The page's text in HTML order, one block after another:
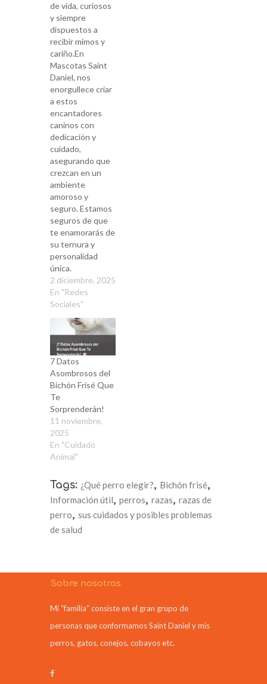
de vida, curiosos
y siempre
dispuestos a
recibir mimos y
cariño.En
Mascotas Saint
Daniel, nos
enorgullece criar
a estos
encantadores
caninos con
dedicación y
cuidado,
asegurando que
crezcan en un
ambiente
amoroso y
seguro. Estamos
seguros de que
te enamorarás de
su ternura y
personalidad
única.
2 diciembre, 2025
En "Redes
Sociales"
7 Datos
Asombrosos del
Bichón Frisé Que
Te
Sorprenderán!
11 noviembre,
2025
En "Cuidado
Animal"
Tags: ¿Qué perro elegir?, Bichón frisé,
Información útil, perros, razas, razas de
perro, sus cuidados y posibles problemas
de salud
Sobre nosotros
Mi “familia” consiste en el gran grupo de
personas que conformamos Saint Daniel y mis
perros, gatos, conejos, cobayos etc.